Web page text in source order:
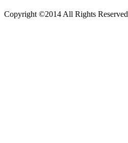
Copyright ©2014 All Rights Reserved